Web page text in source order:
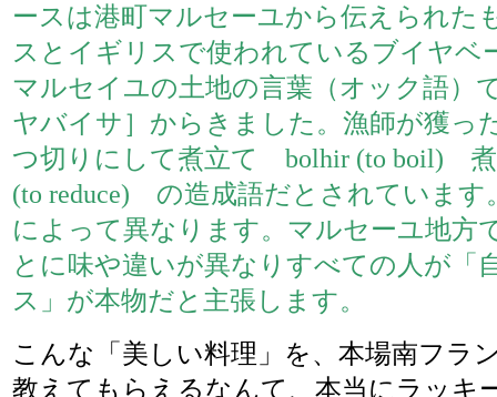
ースは港町マルセーユから伝えられた
スとイギリスで使われているブイヤベ
マルセイユの土地の言葉（オック語）
ヤバイサ］からきました。漁師が獲っ
つ切りにして煮立て bolhir (to boil)
(to reduce) の造成語だとされています
によって異なります。マルセーユ地方
とに味や違いが異なりすべての人が「
ス」が本物だと主張します。
こんな「美しい料理」を、本場南フラ
教えてもらえるなんて、本当にラッキ